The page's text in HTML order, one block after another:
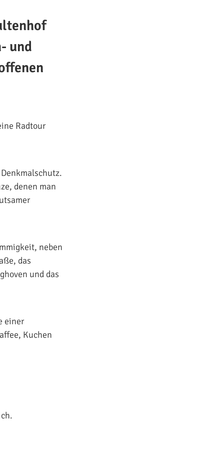
und
Radtour
denen man
neben
das
und das
einer
Kuchen